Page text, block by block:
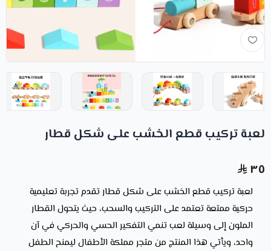
لعبة تركيب قطع الخشب على شكل قطار
٣٥
لعبة تركيب قطع الخشب على شكل قطار تقدم تجربة تعليمية
حركية ممتعة تعتمد على التركيب والسحب، حيث يتحول القطار
الملون إلى وسيلة لعب تنمي التفكير الحسي والحركي في آن
واحد، ويأتي هذا المنتج من متجر مملكة الأطفال ليمنح الطفل